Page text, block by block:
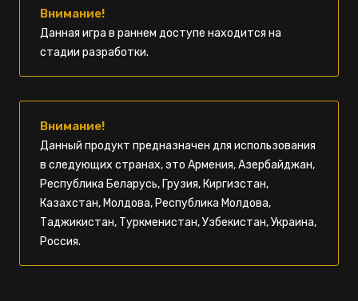
Внимание!
Данная игра в раннем доступе находится на
стадии разработки.
Внимание!
Данный продукт предназначен для использования
в следующих странах, это Армения, Азербайджан,
Республика Беларусь, Грузия, Киргизстан,
Казахстан, Молдова, Республика Молдова,
Таджикистан, Туркменистан, Узбекистан, Украина,
Россия.